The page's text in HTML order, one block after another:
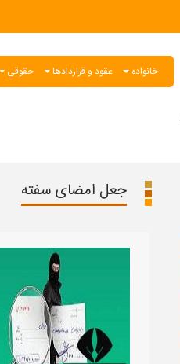
خانواده عقود و قراردادها حقوقی
جعل امضای سفته